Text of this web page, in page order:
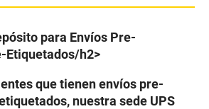
para Envíos Pre-
Etiquetados/h2>
que tienen envíos pre-
nuestra sede UPS